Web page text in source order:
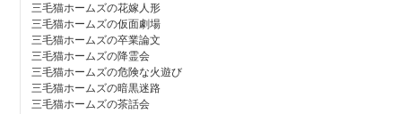
三毛猫ホームズの花嫁人形
三毛猫ホームズの仮面劇場
三毛猫ホームズの卒業論文
三毛猫ホームズの降霊会
三毛猫ホームズの危険な火遊び
三毛猫ホームズの暗黒迷路
三毛猫ホームズの茶話会